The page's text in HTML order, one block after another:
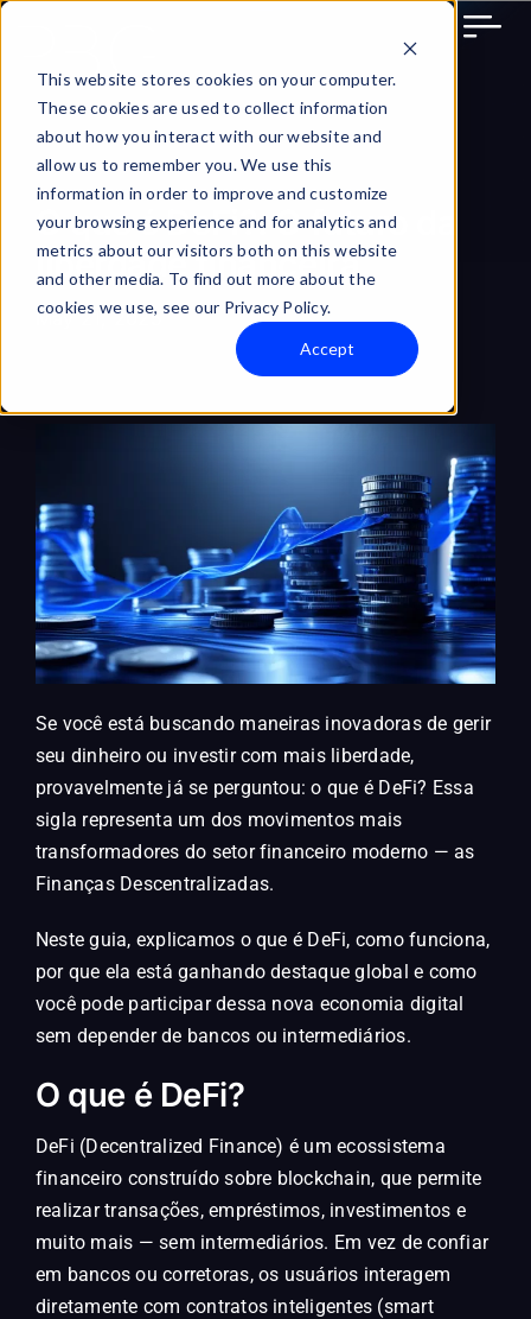
This website stores cookies on your computer.
These cookies are used to collect information
about how you interact with our website and
allow us to remember you. We use this
information in order to improve and customize
your browsing experience and for analytics and
metrics about our visitors both on this website
and other media. To find out more about the
cookies we use, see our Privacy Policy.
Accept
Skip
content
O que é DeFi?: O futuro da
liberdade financeira
May 21, 2025
Se você está buscando maneiras inovadoras de gerir
seu dinheiro ou investir com mais liberdade,
provavelmente já se perguntou: o que é DeFi? Essa
sigla representa um dos movimentos mais
transformadores do setor financeiro moderno — as
Finanças Descentralizadas.
Neste guia, explicamos o que é DeFi, como funciona,
por que ela está ganhando destaque global e como
você pode participar dessa nova economia digital
sem depender de bancos ou intermediários.
O que é DeFi?
DeFi (Decentralized Finance) é um ecossistema
financeiro construído sobre blockchain, que permite
realizar transações, empréstimos, investimentos e
muito mais — sem intermediários. Em vez de confiar
em bancos ou corretoras, os usuários interagem
diretamente com contratos inteligentes (smart